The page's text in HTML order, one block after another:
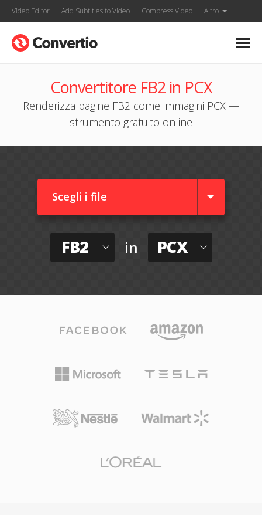
Video Editor Add Subtitles to Video Compress Video Altro
Convertitore FB2 in PCX
Renderizza pagine FB2 come immagini PCX —
strumento gratuito online
Scegli i file
FB2 in PCX